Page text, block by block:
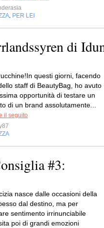
PER LEI
di
questi giorni, facendo
staff di BeautyBag, ho avuto
opportunità di testare un
di un brand assolutamente...
il seguito
#3:
nasce dalle occasioni della
dal destino, ma per
sentimento irrinunciabile
poi di grandi emozioni